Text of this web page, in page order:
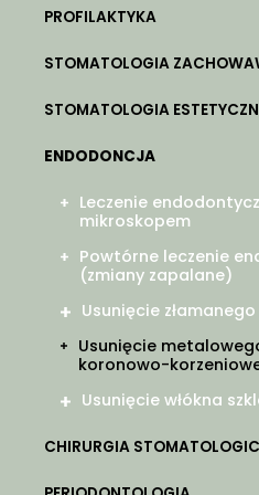
PROFILAKTYKA
STOMATOLOGIA
STOMATOLOGIA
ENDODONCJA
Leczenie
mikroskopem
Powtórne leczenie
(zmiany zapalane)
Usunięcie
Usunięcie
koronowo-
Usunięcie włókna
CHIRURGIA